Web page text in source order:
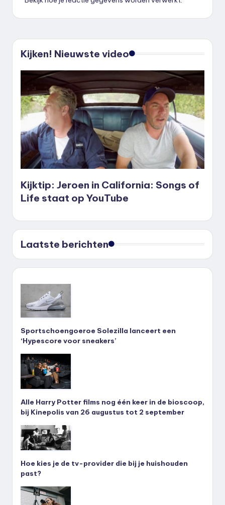
Kijken! Nieuwste video
Kijktip: Jeroen in California: Songs of
Life staat op YouTube
Laatste berichten
Sportschoengoeroe Solezilla lanceert een
‘Hypescore voor sneakers’
Alle Harry Potter films nog één keer in de bioscoop,
bij Kinepolis van 26 augustus tot 2 september
Hoe kies je de tv-provider die bij je huishouden
past?